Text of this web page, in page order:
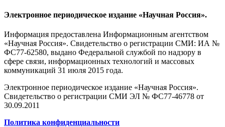
Электронное периодическое издание «Научная Россия».
Информация предоставлена Информационным агентством
«Научная Россия». Свидетельство о регистрации СМИ: ИА №
ФС77-62580, выдано Федеральной службой по надзору в
сфере связи, информационных технологий и массовых
коммуникаций 31 июля 2015 года.
Электронное периодическое издание «Научная Россия».
Свидетельство о регистрации СМИ ЭЛ № ФС77-46778 от
30.09.2011
Политика конфиденциальности